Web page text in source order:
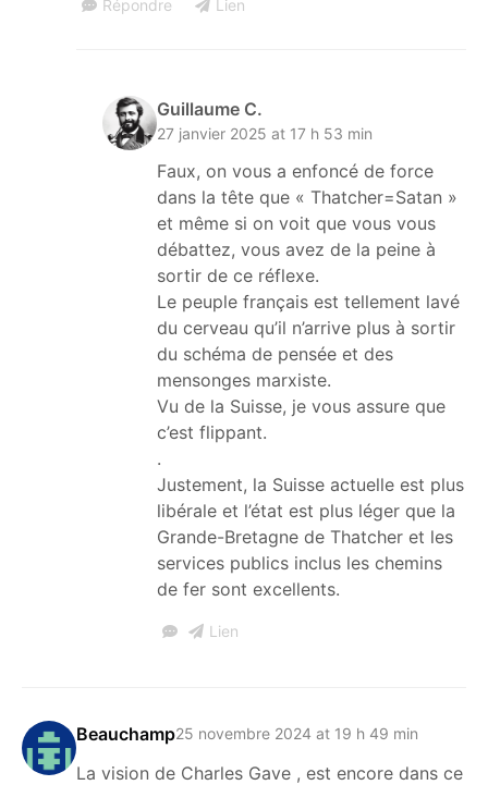
Répondre Lien
Guillaume C.
27 janvier 2025 at 17 h 53 min
Faux, on vous a enfoncé de force
dans la tête que « Thatcher=Satan »
et même si on voit que vous vous
débattez, vous avez de la peine à
sortir de ce réflexe.
Le peuple français est tellement lavé
du cerveau qu’il n’arrive plus à sortir
du schéma de pensée et des
mensonges marxiste.
Vu de la Suisse, je vous assure que
c’est flippant.
.
Justement, la Suisse actuelle est plus
libérale et l’état est plus léger que la
Grande-Bretagne de Thatcher et les
services publics inclus les chemins
de fer sont excellents.
Lien
Beauchamp25 novembre 2024 at 19 h 49 min
La vision de Charles Gave , est encore dans ce